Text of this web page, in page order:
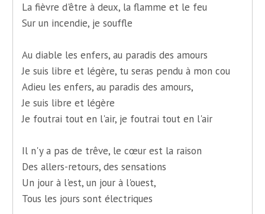
La fièvre d'être à deux, la flamme et le feu
Sur un incendie, je souffle
Au diable les enfers, au paradis des amours
Je suis libre et légère, tu seras pendu à mon cou
Adieu les enfers, au paradis des amours,
Je suis libre et légère
Je foutrai tout en l'air, je foutrai tout en l'air
Il n'y a pas de trêve, le cœur est la raison
Des allers-retours, des sensations
Un jour à l'est, un jour à l'ouest,
Tous les jours sont électriques